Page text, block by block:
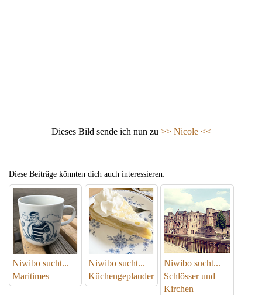
Dieses Bild sende ich nun zu >> Nicole <<
Diese Beiträge könnten dich auch interessieren:
Niwibo sucht...
Maritimes
Niwibo sucht...
Küchengeplauder
Niwibo sucht...
Schlösser und
Kirchen